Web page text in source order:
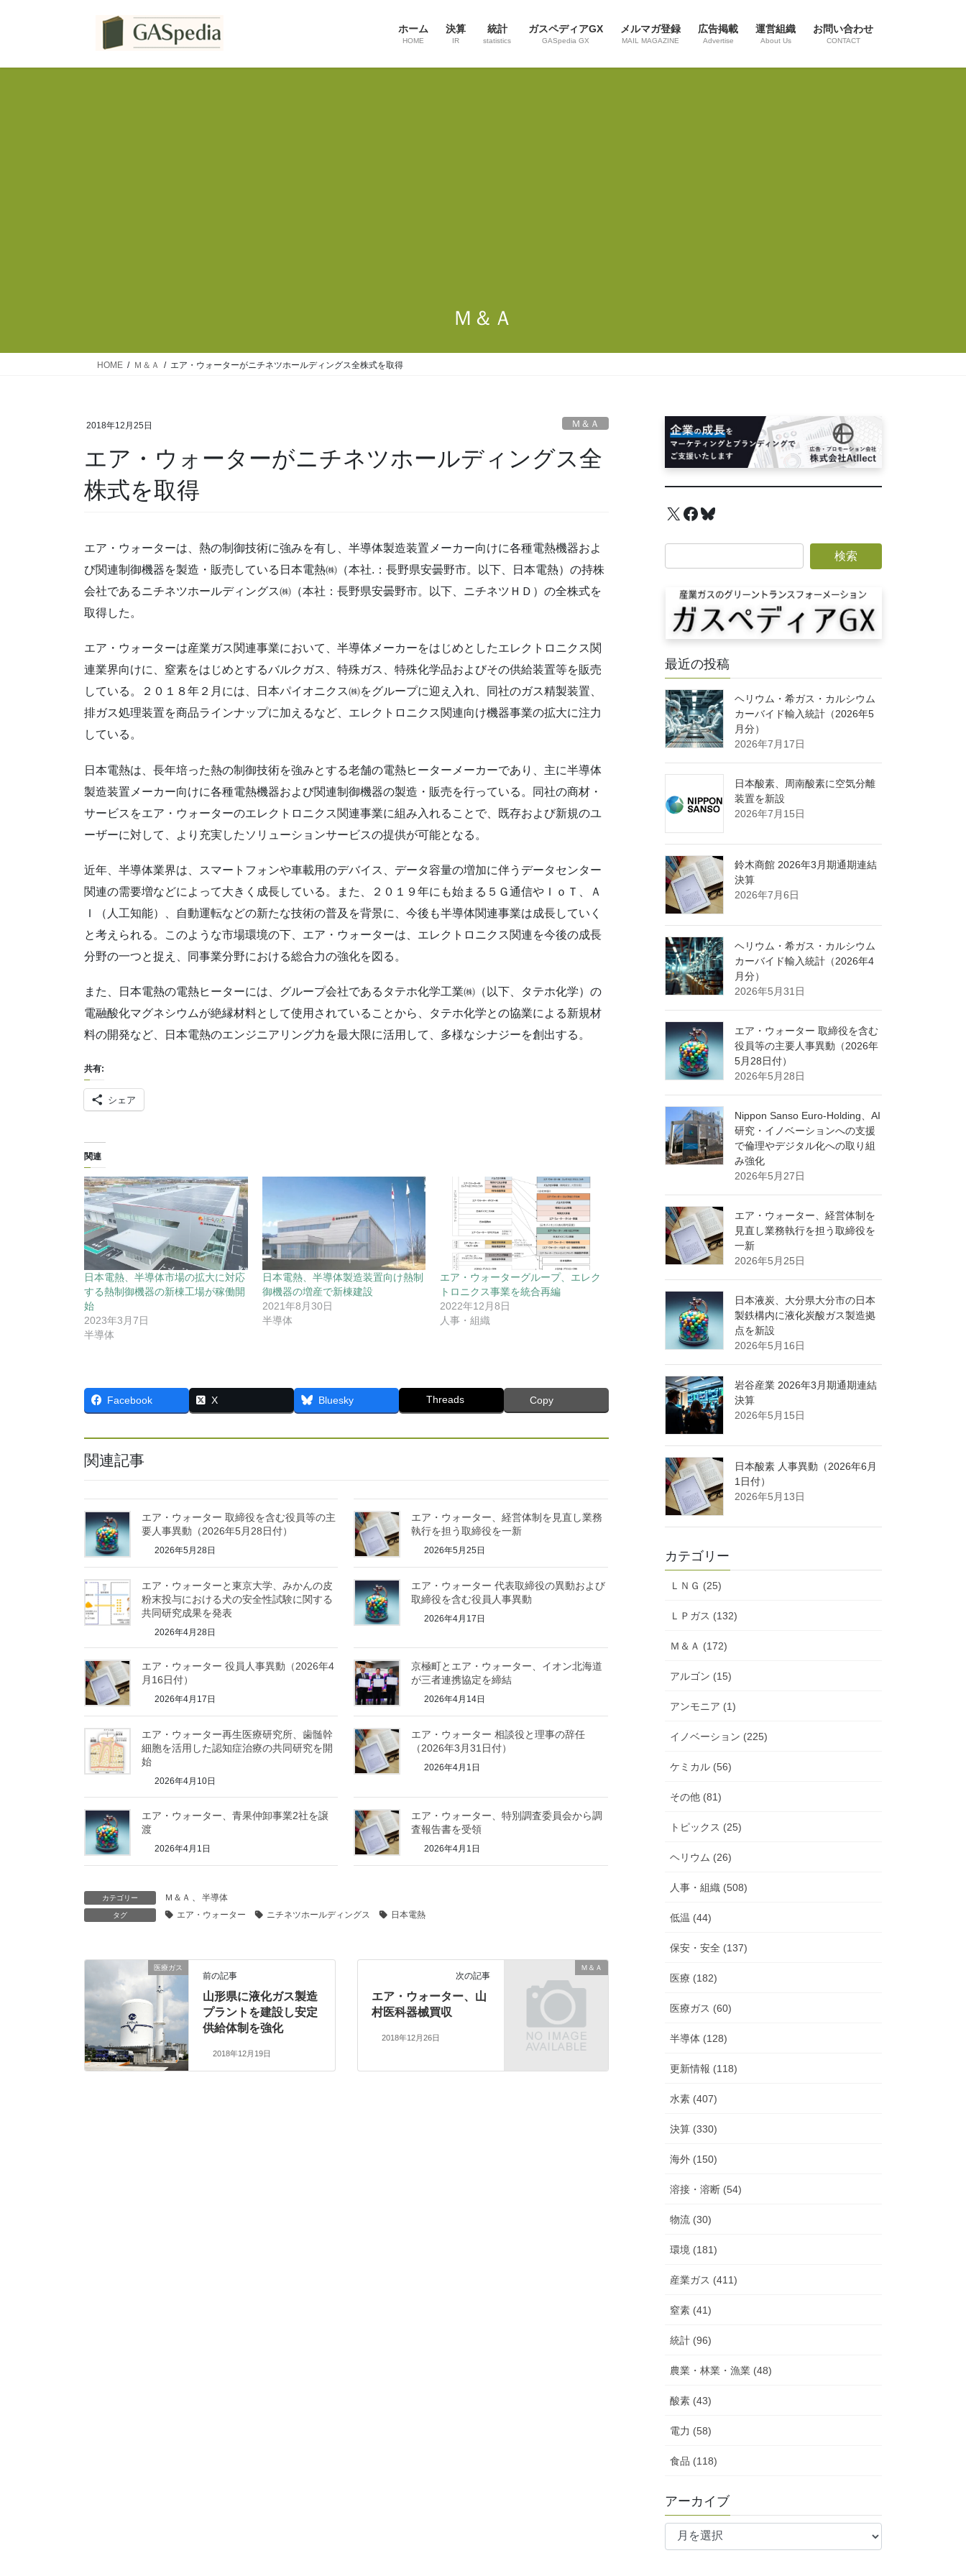
ホーム
HOME
決算
IR
統計
statistics
ガスペディアGX
GASpedia GX
メルマガ登録
MAIL MAGAZINE
広告掲載
Advertise
運営組織
About Us
お問い合わせ
CONTACT
Ｍ＆Ａ
HOME Ｍ＆Ａ エア・ウォーターがニチネツホールディングス全株式を取得
2018年12月25日 Ｍ＆Ａ
エア・ウォーターがニチネツホールディングス全
株式を取得
エア・ウォーターは、熱の制御技術に強みを有し、半導体製造装置メーカー向けに各種電熱機器およ
び関連制御機器を製造・販売している日本電熱㈱（本社.：長野県安曇野市。以下、日本電熱）の持株
会社であるニチネツホールディングス㈱（本社：長野県安曇野市。以下、ニチネツＨＤ）の全株式を
取得した。
エア・ウォーターは産業ガス関連事業において、半導体メーカーをはじめとしたエレクトロニクス関
連業界向けに、窒素をはじめとするバルクガス、特殊ガス、特殊化学品およびその供給装置等を販売
している。２０１８年２月には、日本パイオニクス㈱をグループに迎え入れ、同社のガス精製装置、
排ガス処理装置を商品ラインナップに加えるなど、エレクトロニクス関連向け機器事業の拡大に注力
している。
日本電熱は、長年培った熱の制御技術を強みとする老舗の電熱ヒーターメーカーであり、主に半導体
製造装置メーカー向けに各種電熱機器および関連制御機器の製造・販売を行っている。同社の商材・
サービスをエア・ウォーターのエレクトロニクス関連事業に組み入れることで、既存および新規のユ
ーザーに対して、より充実したソリューションサービスの提供が可能となる。
近年、半導体業界は、スマートフォンや車載用のデバイス、データ容量の増加に伴うデータセンター
関連の需要増などによって大きく成長している。また、２０１９年にも始まる５Ｇ通信やＩｏＴ、Ａ
Ｉ（人工知能）、自動運転などの新たな技術の普及を背景に、今後も半導体関連事業は成長していく
と考えられる。このような市場環境の下、エア・ウォーターは、エレクトロニクス関連を今後の成長
分野の一つと捉え、同事業分野における総合力の強化を図る。
また、日本電熱の電熱ヒーターには、グループ会社であるタテホ化学工業㈱（以下、タテホ化学）の
電融酸化マグネシウムが絶縁材料として使用されていることから、タテホ化学との協業による新規材
料の開発など、日本電熱のエンジニアリング力を最大限に活用して、多様なシナジーを創出する。
共有:
シェア
関連
日本電熱、半導体市場の拡大に対応
する熱制御機器の新棟工場が稼働開
始
2023年3月7日
半導体
日本電熱、半導体製造装置向け熱制
御機器の増産で新棟建設
2021年8月30日
半導体
エア・ウォーターグループ、エレク
トロニクス事業を統合再編
2022年12月8日
人事・組織
Facebook X Bluesky Threads Copy
関連記事
エア・ウォーター 取締役を含む役員等の主
要人事異動（2026年5月28日付）
2026年5月28日
エア・ウォーター、経営体制を見直し業務
執行を担う取締役を一新
2026年5月25日
エア・ウォーターと東京大学、みかんの皮
粉末投与における犬の安全性試験に関する
共同研究成果を発表
2026年4月28日
エア・ウォーター 代表取締役の異動および
取締役を含む役員人事異動
2026年4月17日
エア・ウォーター 役員人事異動（2026年4
月16日付）
2026年4月17日
京極町とエア・ウォーター、イオン北海道
が三者連携協定を締結
2026年4月14日
エア・ウォーター再生医療研究所、歯髄幹
細胞を活用した認知症治療の共同研究を開
始
2026年4月10日
エア・ウォーター 相談役と理事の辞任
（2026年3月31日付）
2026年4月1日
エア・ウォーター、青果仲卸事業2社を譲
渡
2026年4月1日
エア・ウォーター、特別調査委員会から調
査報告書を受領
2026年4月1日
カテゴリー Ｍ＆Ａ 半導体
タグ エア・ウォーター ニチネツホールディングス 日本電熱
医療ガス
前の記事
山形県に液化ガス製造
プラントを建設し安定
供給体制を強化
2018年12月19日
Ｍ＆Ａ
次の記事
エア・ウォーター、山
村医科器械買収
2018年12月26日
X Facebook
Bluesky
最近の投稿
ヘリウム・希ガス・カルシウム
カーバイド輸入統計（2026年5
月分）
2026年7月17日
日本酸素、周南酸素に空気分離
装置を新設
2026年7月15日
鈴木商館 2026年3月期通期連結
決算
2026年7月6日
ヘリウム・希ガス・カルシウム
カーバイド輸入統計（2026年4
月分）
2026年5月31日
エア・ウォーター 取締役を含む
役員等の主要人事異動（2026年
5月28日付）
2026年5月28日
Nippon Sanso Euro-Holding、AI
研究・イノベーションへの支援
で倫理やデジタル化への取り組
み強化
2026年5月27日
エア・ウォーター、経営体制を
見直し業務執行を担う取締役を
一新
2026年5月25日
日本液炭、大分県大分市の日本
製鉄構内に液化炭酸ガス製造拠
点を新設
2026年5月16日
岩谷産業 2026年3月期通期連結
決算
2026年5月15日
日本酸素 人事異動（2026年6月
1日付）
2026年5月13日
カテゴリー
ＬＮＧ (25)
ＬＰガス (132)
Ｍ＆Ａ (172)
アルゴン (15)
アンモニア (1)
イノベーション (225)
ケミカル (56)
その他 (81)
トピックス (25)
ヘリウム (26)
人事・組織 (508)
低温 (44)
保安・安全 (137)
医療 (182)
医療ガス (60)
半導体 (128)
更新情報 (118)
水素 (407)
決算 (330)
海外 (150)
溶接・溶断 (54)
物流 (30)
環境 (181)
産業ガス (411)
窒素 (41)
統計 (96)
農業・林業・漁業 (48)
酸素 (43)
電力 (58)
食品 (118)
アーカイブ
ア